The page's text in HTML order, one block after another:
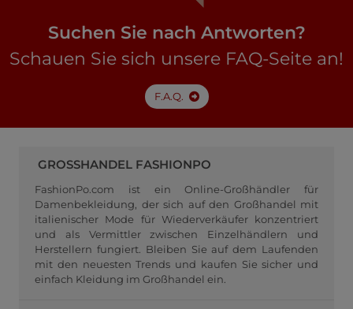
Suchen Sie nach Antworten?
Schauen Sie sich unsere FAQ-Seite an!
F.A.Q.
GROSSHANDEL FASHIONPO
FashionPo.com ist ein Online-Großhändler für
Damenbekleidung, der sich auf den Großhandel mit
italienischer Mode für Wiederverkäufer konzentriert
und als Vermittler zwischen Einzelhändlern und
Herstellern fungiert. Bleiben Sie auf dem Laufenden
mit den neuesten Trends und kaufen Sie sicher und
einfach Kleidung im Großhandel ein.